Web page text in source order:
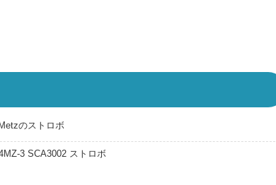
のストロボ
3 SCA3002 ストロボ